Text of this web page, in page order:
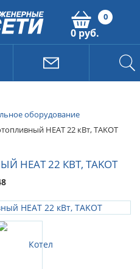
0
0 руб.
оборудование
HEAT 22 кВт, TAKOT
HEAT 22 КВТ, TAKOT